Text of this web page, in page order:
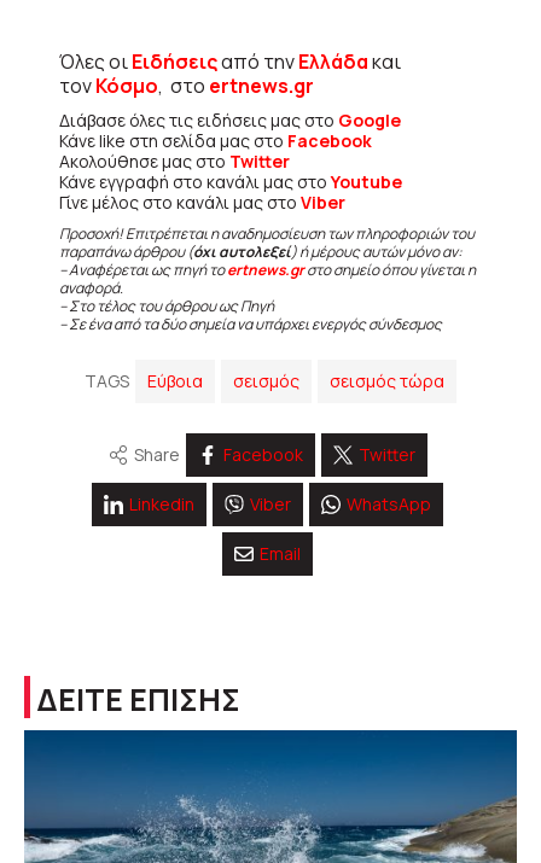
Όλες οιΕιδήσειςαπό τηνΕλλάδακαι
τονΚόσμο, στο ertnews.gr
Διάβασε όλες τις ειδήσεις μας στο Google
Κάνε like στη σελίδα μας στο Facebook
Ακολούθησε μας στο Twitter
Κάνε εγγραφή στο κανάλι μας στοYoutube
Γίνε μέλος στο κανάλι μας στο Viber
Προσοχή! Επιτρέπεται η αναδημοσίευση των πληροφοριών του
παραπάνω άρθρου (όχι αυτολεξεί) ή μέρους αυτών μόνο αν:
– Αναφέρεται ως πηγή τοertnews.grστο σημείο όπου γίνεται η
αναφορά.
– Στο τέλος του άρθρου ως Πηγή
– Σε ένα από τα δύο σημεία να υπάρχει ενεργός σύνδεσμος
TAGS Εύβοια σεισμός σεισμός τώρα
Share Facebook Twitter
Linkedin Viber WhatsApp
Email
ΔΕΙΤΕ ΕΠΙΣΗΣ